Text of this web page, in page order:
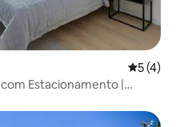
5 de
5 (4)
Estacionamento |